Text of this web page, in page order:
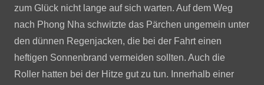
zum Glück nicht lange auf sich warten. Auf dem Weg
nach Phong Nha schwitzte das Pärchen ungemein unter
den dünnen Regenjacken, die bei der Fahrt einen
heftigen Sonnenbrand vermeiden sollten. Auch die
Roller hatten bei der Hitze gut zu tun. Innerhalb einer